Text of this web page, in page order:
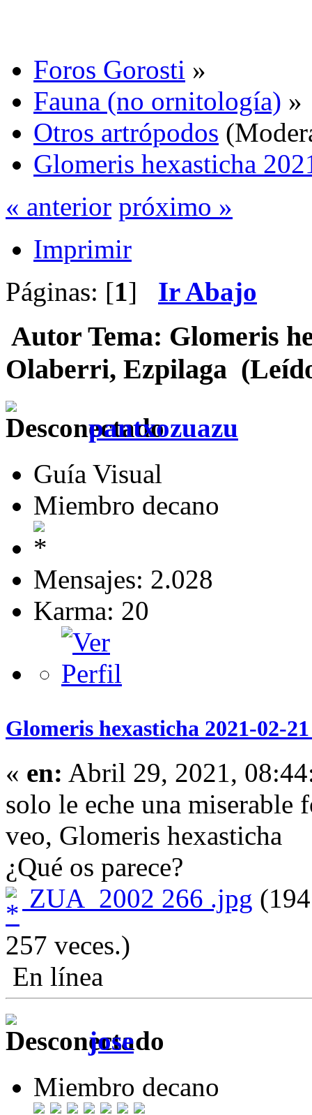
Foros Gorosti »
Fauna (no ornitología) »
Otros artrópodos
Glomeris hexasticha
« anterior próximo »
Imprimir
Páginas: [1] Ir Abajo
Autor Tema: Glomeris
Olaberri, Ezpilaga
pantxozuazu
Guía Visual
Miembro decano
Mensajes: 2.028
Karma: 20
Glomeris hexasticha 2021-02-
« en: Abril 29, 2021,
solo le eche una miserable
veo, Glomeris hexasticha
¿Qué os parece?
ZUA_2002 266 .jpg
257 veces.)
En línea
jose
Miembro decano